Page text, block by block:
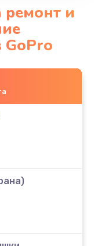
ремонт и
GoPro